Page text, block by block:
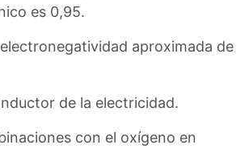
es 0,95.
aproximada de
de la electricidad.
con el oxígeno en